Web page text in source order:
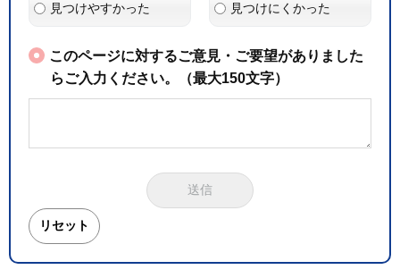
見つけやすかった 見つけにくかった
このページに対するご意見・ご要望がありました
らご入力ください。（最大150文字）